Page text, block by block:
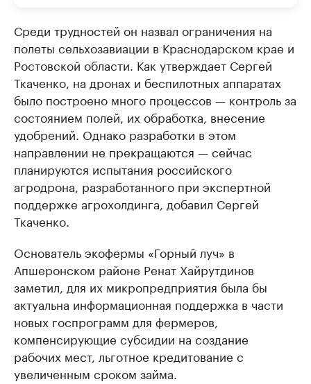
Среди трудностей он назвал ограничения на
полеты сельхозавиации в Краснодарском крае и
Ростовской области. Как утверждает Сергей
Ткаченко, на дронах и беспилотных аппаратах
было построено много процессов — контроль за
состоянием полей, их обработка, внесение
удобрений. Однако разработки в этом
направлении не прекращаются — сейчас
планируются испытания российского
агродрона, разработанного при экспертной
поддержке агрохолдинга, добавил Сергей
Ткаченко.
Основатель экофермы «Горный луч» в
Апшеронском районе Ренат Хайрутдинов
заметил, для их микропредприятия была бы
актуальна информационная поддержка в части
новых госпрограмм для фермеров,
компенсирующие субсидии на создание
рабочих мест, льготное кредитование с
увеличенным сроком займа.